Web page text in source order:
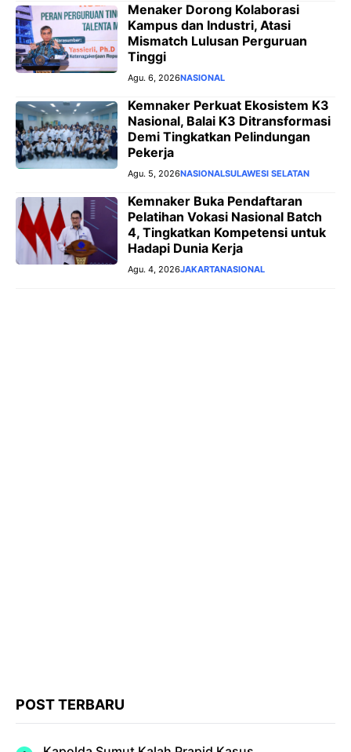
Menaker Dorong Kolaborasi
Kampus dan Industri, Atasi
Mismatch Lulusan Perguruan
Tinggi
Agu. 6, 2026NASIONAL
Kemnaker Perkuat Ekosistem K3
Nasional, Balai K3 Ditransformasi
Demi Tingkatkan Pelindungan
Pekerja
Agu. 5, 2026NASIONALSULAWESI SELATAN
Kemnaker Buka Pendaftaran
Pelatihan Vokasi Nasional Batch
4, Tingkatkan Kompetensi untuk
Hadapi Dunia Kerja
Agu. 4, 2026JAKARTANASIONAL
POST TERBARU